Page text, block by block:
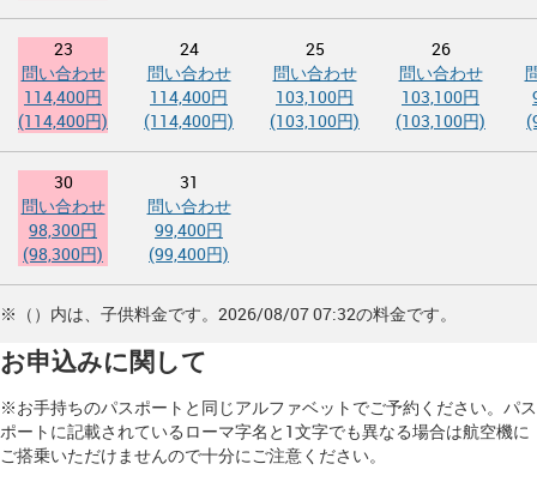
23
問い合わせ
114,400円
(114,400円)
24
問い合わせ
114,400円
(114,400円)
25
問い合わせ
103,100円
(103,100円)
26
問い合わせ
103,100円
(103,100円)
30
問い合わせ
98,300円
(98,300円)
31
問い合わせ
99,400円
(99,400円)
※（）内は、子供料金です。2026/08/07 07:32の料金です。
お申込みに関して
※お手持ちのパスポートと同じアルファベットでご予約ください。パス
ポートに記載されているローマ字名と1文字でも異なる場合は航空機に
ご搭乗いただけませんので十分にご注意ください。